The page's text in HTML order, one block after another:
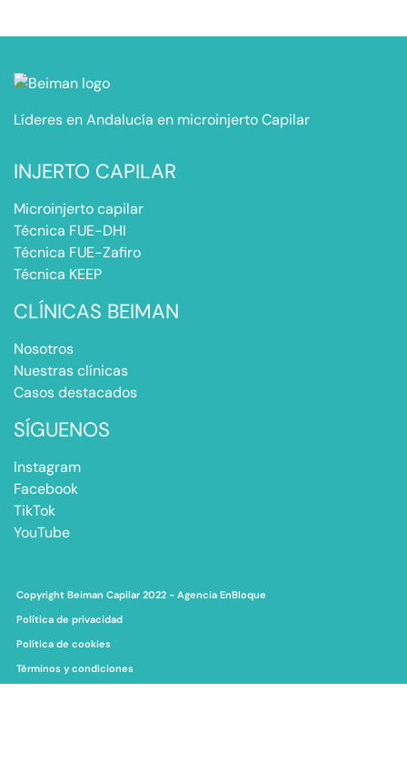
Líderes en Andalucía en microinjerto Capilar
INJERTO CAPILAR
Microinjerto capilar
Técnica FUE-DHI
Técnica FUE-Zafiro
Técnica KEEP
CLÍNICAS BEIMAN
Nosotros
Nuestras clínicas
Casos destacados
SÍGUENOS
Instagram
Facebook
TikTok
YouTube
Copyright Beiman Capilar 2022 - Agencia EnBloque
Política de privacidad
Política de cookies
Términos y condiciones